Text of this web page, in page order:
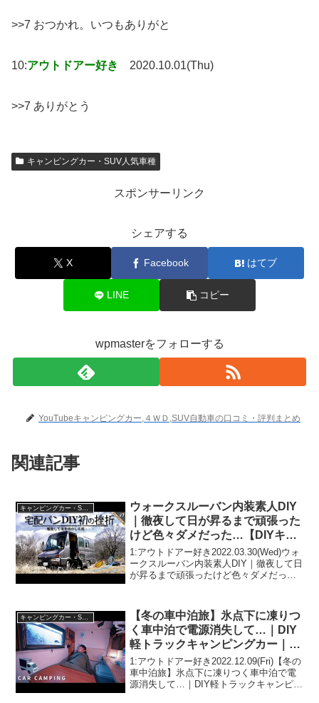
>>7 おつかれ。いつもありがと
10:アウトドアー好き 2020.10.01(Thu)
>>7 ありがとう
キャンピングカー・SUV人気車種
スポンサーリンク
シェアする
X Facebook はてブ
LINE コピー
wpmasterをフォローする
YouTubeキャンピングカー,４ＷＤ,SUV自動車の口コミ・評判まとめ
関連記事
キャンピングカー・SUV人気車種
ウォークスルーバン内装素人DIY
｜徹夜して日が昇るまで頑張った
けど色々ダメだった…【DIYキャ
ンピングカー制作】
1:アウトドアー好き2022.03.30(Wed)ウォ
ークスルーバン内装素人DIY｜徹夜して日
が昇るまで頑張ったけど色々ダメだっ
アウトドアー好き2022.03.3...
【冬の車中泊旅】氷点下に凍りつ
く車中泊で電源消失して…｜DIY
軽トラックキャンピングカー｜
134
1:アウトドアー好き2022.12.09(Fri)【冬の
車中泊旅】氷点下に凍りつく車中泊で電
源消失して…｜DIY軽トラックキャンピン